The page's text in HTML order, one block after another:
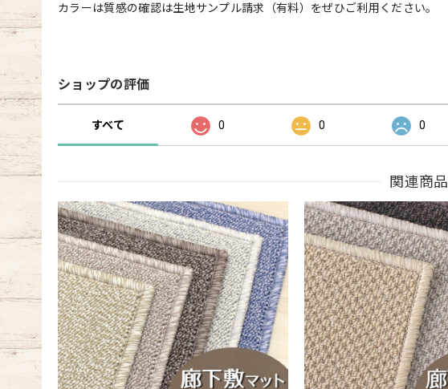
カラーは質感の確認は生地サンプル請求（有料）をぜひご利用ください。
ショップの評価
すべて 0 0 0
関連商品